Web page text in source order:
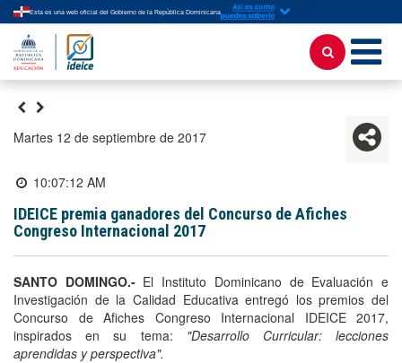
Esta es una web oficial del Gobierno de la República Dominicana
martes 12 de septiembre de 2017
10:07:12 AM
IDEICE premia ganadores del Concurso de Afiches
Congreso Internacional 2017
SANTO DOMINGO.-El Instituto Dominicano de Evaluación e
Investigación de la Calidad Educativa entregó los premios del
Concurso de Afiches Congreso Internacional IDEICE 2017,
inspirados en su tema: "Desarrollo Curricular: lecciones
aprendidas y perspectiva".